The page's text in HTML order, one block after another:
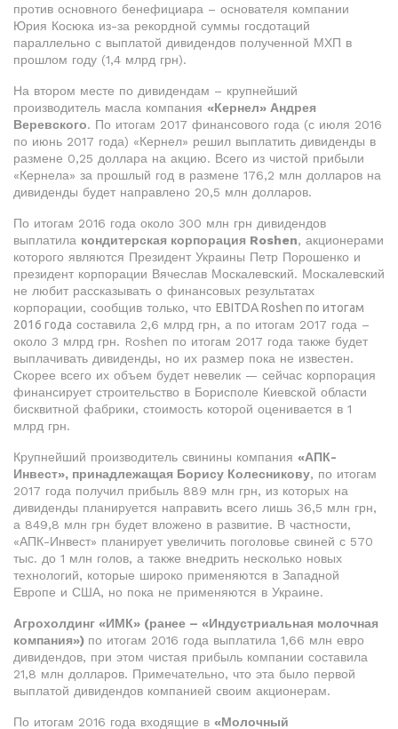
против основного бенефициара – основателя компании
Юрия Косюка из-за рекордной суммы госдотаций
параллельно с выплатой дивидендов полученной МХП в
прошлом году (1,4 млрд грн).
На втором месте по дивидендам – крупнейший
производитель масла компания «Кернел» Андрея
Веревского. По итогам 2017 финансового года (с июля 2016
по июнь 2017 года) «Кернел» решил выплатить дивиденды в
размене 0,25 доллара на акцию. Всего из чистой прибыли
«Кернела» за прошлый год в размене 176,2 млн долларов на
дивиденды будет направлено 20,5 млн долларов.
По итогам 2016 года около 300 млн грн дивидендов
выплатила кондитерская корпорация Roshen, акционерами
которого являются Президент Украины Петр Порошенко и
президент корпорации Вячеслав Москалевский. Москалевский
не любит рассказывать о финансовых результатах
корпорации, сообщив только, что EBITDA Roshen по итогам
2016 года составила 2,6 млрд грн, а по итогам 2017 года –
около 3 млрд грн. Roshen по итогам 2017 года также будет
выплачивать дивиденды, но их размер пока не известен.
Скорее всего их объем будет невелик — сейчас корпорация
финансирует строительство в Борисполе Киевской области
бисквитной фабрики, стоимость которой оценивается в 1
млрд грн.
Крупнейший производитель свинины компания «АПК-
Инвест», принадлежащая Борису Колесникову, по итогам
2017 года получил прибыль 889 млн грн, из которых на
дивиденды планируется направить всего лишь 36,5 млн грн,
а 849,8 млн грн будет вложено в развитие. В частности,
«АПК-Инвест» планирует увеличить поголовье свиней с 570
тыс. до 1 млн голов, а также внедрить несколько новых
технологий, которые широко применяются в Западной
Европе и США, но пока не применяются в Украине.
Агрохолдинг «ИМК» (ранее – «Индустриальная молочная
компания») по итогам 2016 года выплатила 1,66 млн евро
дивидендов, при этом чистая прибыль компании составила
21,8 млн долларов. Примечательно, что эта было первой
выплатой дивидендов компанией своим акционерам.
По итогам 2016 года входящие в «Молочный